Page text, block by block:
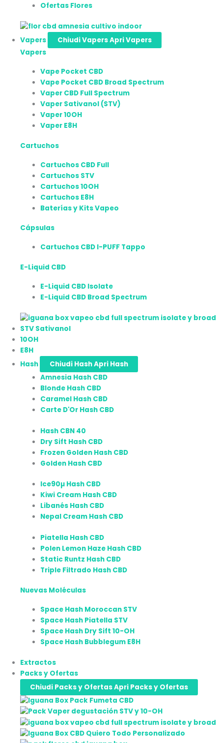
Ofertas Flores
Vapers Chiudi VapersApri Vapers
Vapers
Vape Pocket CBD
Vape Pocket CBD Broad Spectrum
Vaper CBD Full Spectrum
Vaper Sativanol (STV)
Vaper 10OH
Vaper E8H
Cartuchos
Cartuchos CBD Full
Cartuchos STV
Cartuchos 10OH
Cartuchos E8H
Baterías y Kits Vapeo
Cápsulas
Cartuchos CBD I-PUFF Tappo
E-Liquid CBD
E-Liquid CBD Isolate
E-Liquid CBD Broad Spectrum
STV Sativanol
10OH
E8H
Hash
Chiudi HashApri Hash
Amnesia Hash CBD
Blonde Hash CBD
Caramel Hash CBD
Carte D'Or Hash CBD
Hash CBN 40
Dry Sift Hash CBD
Frozen Golden Hash CBD
Golden Hash CBD
Ice90µ Hash CBD
Kiwi Cream Hash CBD
Libanés Hash CBD
Nepal Cream Hash CBD
Piatella Hash CBD
Polen Lemon Haze Hash CBD
Static Runtz Hash CBD
Triple Filtrado Hash CBD
Nuevas Moléculas
Space Hash Moroccan STV
Space Hash Piatella STV
Space Hash Dry Sift 10-OH
Space Hash Bubblegum E8H
Extractos
Packs y Ofertas
Chiudi Packs y OfertasApri Packs y Ofertas